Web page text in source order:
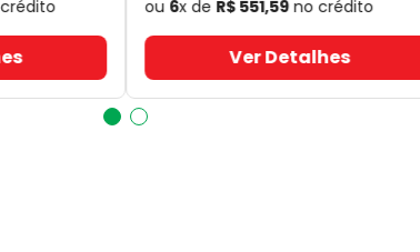
ou 6x de R$ 551,59no crédito
Ver Detalhes